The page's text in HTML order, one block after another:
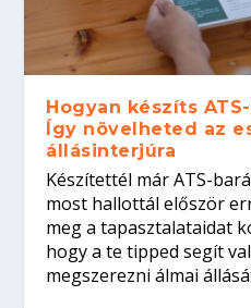
Hogyan készíts
Így növelheted az
állásinterjúra
Készítettél már ATS-
most hallottál először
meg a tapasztalataidat
hogy a te tipped segít
megszerezni álmai